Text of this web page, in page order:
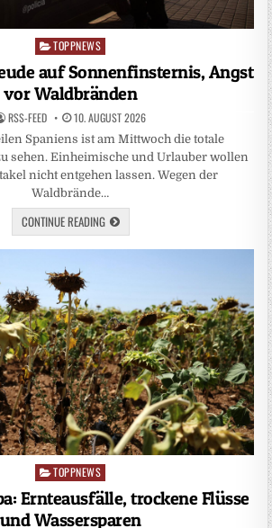
Posted
TOPPNEWS
auf Sonnenfinsternis, Angst
vor Waldbränden
RSS-FEED 10. AUGUST 2026
Spaniens ist am Mittwoch die totale
sehen. Einheimische und Urlauber wollen
nicht entgehen lassen. Wegen der
Waldbrände…
CONTINUE READING
Posted
TOPPNEWS
Ernteausfälle, trockene Flüsse
und Wassersparen